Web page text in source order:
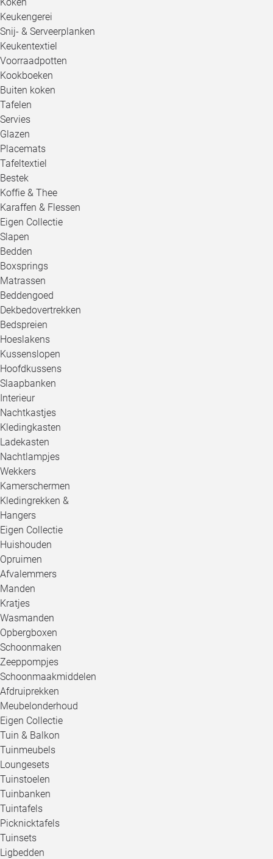
Keukengerei
Snij- & Serveerplanken
Keukentextiel
Voorraadpotten
Kookboeken
Buiten koken
Tafelen
Servies
Glazen
Placemats
Tafeltextiel
Bestek
Koffie & Thee
Karaffen & Flessen
Eigen Collectie
Slapen
Bedden
Boxsprings
Matrassen
Beddengoed
Dekbedovertrekken
Bedspreien
Hoeslakens
Kussenslopen
Hoofdkussens
Slaapbanken
Interieur
Nachtkastjes
Kledingkasten
Ladekasten
Nachtlampjes
Wekkers
Kamerschermen
Kledingrekken &
Hangers
Eigen Collectie
Huishouden
Opruimen
Afvalemmers
Manden
Kratjes
Wasmanden
Opbergboxen
Schoonmaken
Zeeppompjes
Schoonmaakmiddelen
Afdruiprekken
Meubelonderhoud
Eigen Collectie
Tuin & Balkon
Tuinmeubels
Loungesets
Tuinstoelen
Tuinbanken
Tuintafels
Picknicktafels
Tuinsets
Ligbedden